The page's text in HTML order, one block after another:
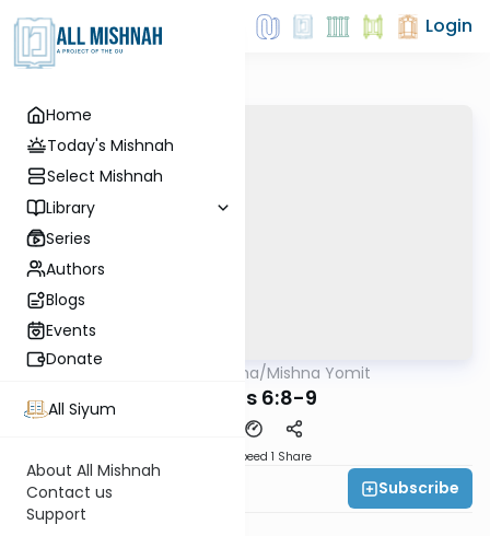
Home
Today's Mishnah
Select Mishnah
Library
Series
Authors
Blogs
Events
Donate
All Siyum
About All Mishnah
Contact us
Support
Login
AllMishna/Mishna Yomit
Tohoros 6:8-9
Speed 1 Share
Rabbi David Pardo
Subscribe
משנה ח